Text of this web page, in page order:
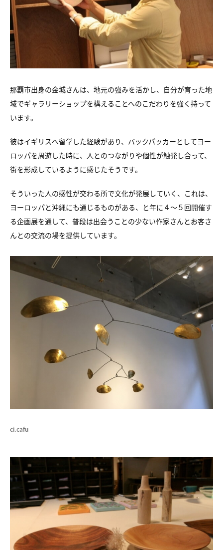
那覇市出身の金城さんは、地元の強みを活かし、自分が育った地
域でギャラリーショップを構えることへのこだわりを強く持って
います。
彼はイギリスへ留学した経験があり、バックパッカーとしてヨー
ロッパを周遊した時に、人とのつながりや個性が触発し合って、
街を形成しているように感じたそうです。
そういった人の感性が交わる所で文化が発展していく、これは、
ヨーロッパと沖縄にも通じるものがある、と年に４〜５回開催す
る企画展を通して、普段は出会うことの少ない作家さんとお客さ
んとの交流の場を提供しています。
ci.cafu